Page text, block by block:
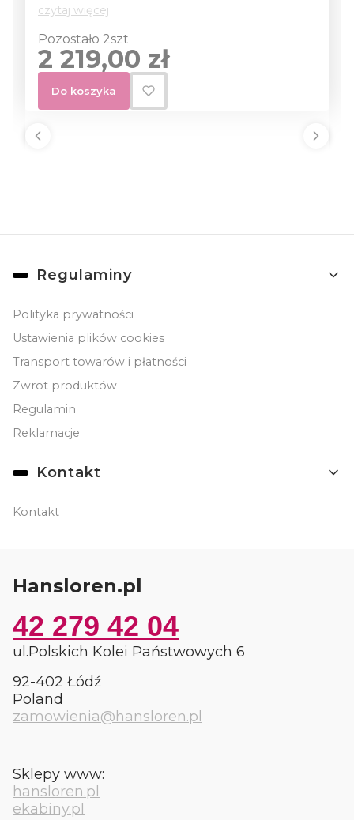
czytaj więcej
Pozostało 2szt
Cena
2 219,00 zł
Do koszyka
Linki w stopce
Regulaminy
Polityka prywatności
Ustawienia plików cookies
Transport towarów i płatności
Zwrot produktów
Regulamin
Reklamacje
Kontakt
Kontakt
Hansloren.pl
42 279 42 04
ul.Polskich Kolei Państwowych 6
92-402 Łódź
Poland
zamowienia@hansloren.pl
Sklepy www:
hansloren.pl
ekabiny.pl